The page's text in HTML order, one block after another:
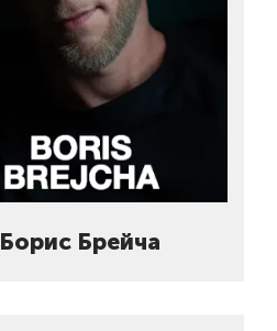
Борис Брейча